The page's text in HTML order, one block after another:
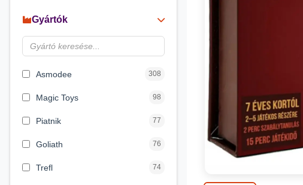
Gyártók
Asmodee 308
Magic Toys 98
Piatnik 77
Goliath 76
Trefl 74